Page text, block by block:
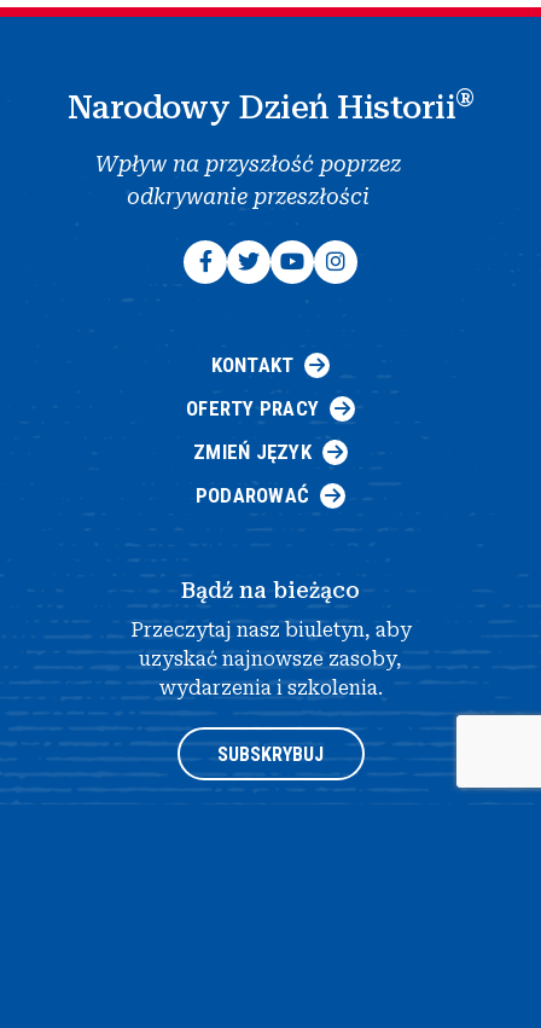
Narodowy Dzień Historii®
Wpływ na przyszłość poprzez
odkrywanie przeszłości
KONTAKT
OFERTY PRACY
ZMIEŃ JĘZYK
PODAROWAĆ
Bądź na bieżąco
Przeczytaj nasz biuletyn, aby
uzyskać najnowsze zasoby,
wydarzenia i szkolenia.
SUBSKRYBUJ